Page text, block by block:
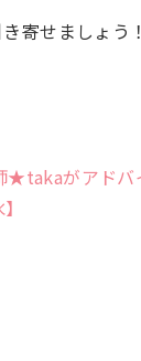
寄せましょう
★takaがアドバ